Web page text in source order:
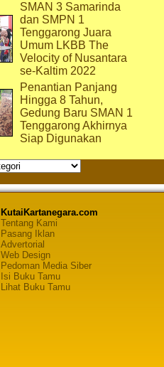
SMAN 3 Samarinda
dan SMPN 1
Tenggarong Juara
Umum LKBB The
Velocity of Nusantara
se-Kaltim 2022
Penantian Panjang
Hingga 8 Tahun,
Gedung Baru SMAN 1
Tenggarong Akhirnya
Siap Digunakan
KutaiKartanegara.com
Tentang Kami
Pasang Iklan
Advertorial
Web Design
Pedoman Media Siber
Isi Buku Tamu
Lihat Buku Tamu